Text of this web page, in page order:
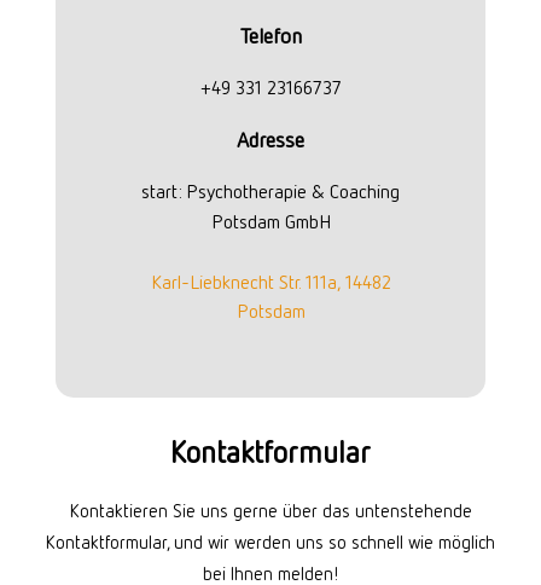
Telefon
+49 331 23166737
Adresse
start: Psychotherapie & Coaching
Potsdam GmbH
Karl-Liebknecht Str. 111a, 14482
Potsdam
Kontaktformular
Kontaktieren Sie uns gerne über das untenstehende
Kontaktformular, und wir werden uns so schnell wie möglich
bei Ihnen melden!